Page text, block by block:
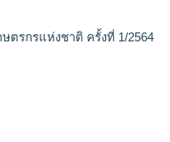
ตรกรแห่งชาติ ครั้งที่ 1/2564